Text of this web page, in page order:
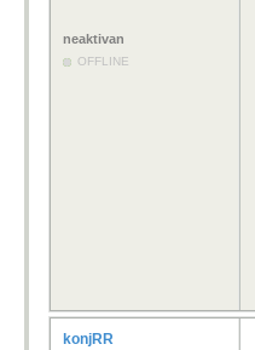
neaktivan
OFFLINE
konjRR